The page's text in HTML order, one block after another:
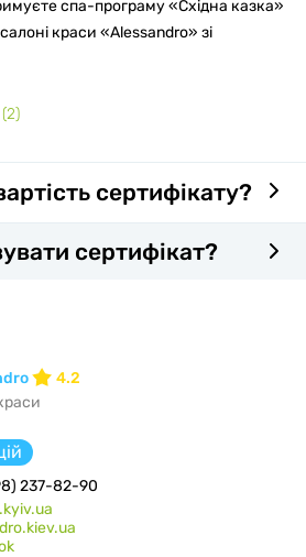
спа-програму «Східна казка»
краси «Alessandro» зі
(2)
сертифікату?
сертифікат?
4.2
237-82-90